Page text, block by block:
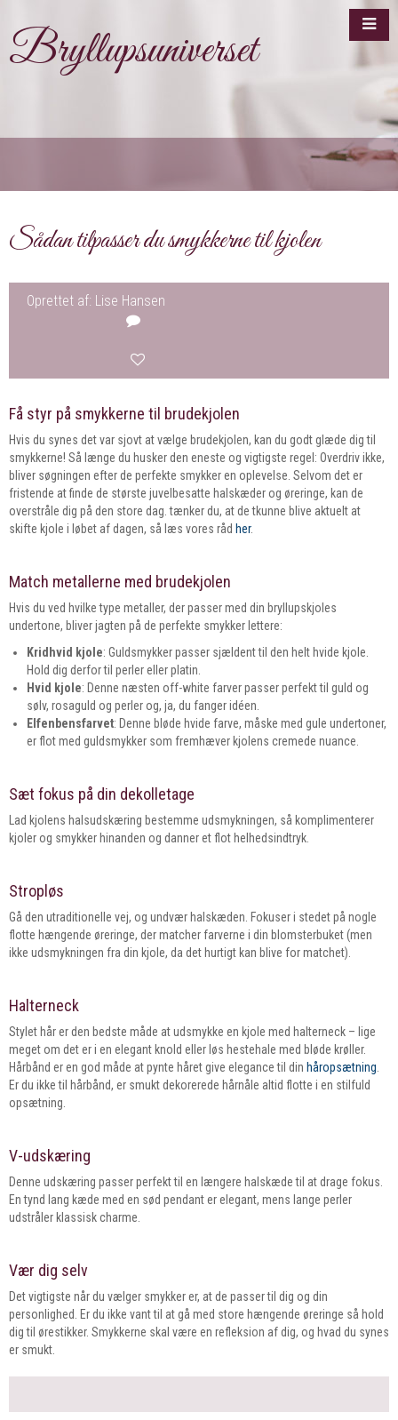
Bryllupsuniverset
Sådan tilpasser du smykkerne til kjolen
Oprettet af: Lise Hansen
Få styr på smykkerne til brudekjolen
Hvis du synes det var sjovt at vælge brudekjolen, kan du godt glæde dig til
smykkerne! Så længe du husker den eneste og vigtigste regel: Overdriv ikke,
bliver søgningen efter de perfekte smykker en oplevelse. Selvom det er
fristende at finde de største juvelbesatte halskæder og øreringe, kan de
overstråle dig på den store dag. tænker du, at de tkunne blive aktuelt at
skifte kjole i løbet af dagen, så læs vores råd her.
Match metallerne med brudekjolen
Hvis du ved hvilke type metaller, der passer med din bryllupskjoles
undertone, bliver jagten på de perfekte smykker lettere:
Kridhvid kjole: Guldsmykker passer sjældent til den helt hvide kjole.
Hold dig derfor til perler eller platin.
Hvid kjole: Denne næsten off-white farver passer perfekt til guld og
sølv, rosaguld og perler og, ja, du fanger idéen.
Elfenbensfarvet: Denne bløde hvide farve, måske med gule undertoner,
er flot med guldsmykker som fremhæver kjolens cremede nuance.
Sæt fokus på din dekolletage
Lad kjolens halsudskæring bestemme udsmykningen, så komplimenterer
kjoler og smykker hinanden og danner et flot helhedsindtryk.
Stropløs
Gå den utraditionelle vej, og undvær halskæden. Fokuser i stedet på nogle
flotte hængende øreringe, der matcher farverne i din blomsterbuket (men
ikke udsmykningen fra din kjole, da det hurtigt kan blive for matchet).
Halterneck
Stylet hår er den bedste måde at udsmykke en kjole med halterneck – lige
meget om det er i en elegant knold eller løs hestehale med bløde krøller.
Hårbånd er en god måde at pynte håret give elegance til din håropsætning
Er du ikke til hårbånd, er smukt dekorerede hårnåle altid flotte i en stilfuld
opsætning.
V-udskæring
Denne udskæring passer perfekt til en længere halskæde til at drage fokus.
En tynd lang kæde med en sød pendant er elegant, mens lange perler
udstråler klassisk charme.
Vær dig selv
Det vigtigste når du vælger smykker er, at de passer til dig og din
personlighed. Er du ikke vant til at gå med store hængende øreringe så hold
dig til ørestikker. Smykkerne skal være en refleksion af dig, og hvad du synes
er smukt.